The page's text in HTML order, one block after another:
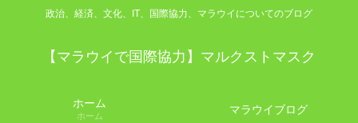
政治、経済、文化、IT、国際協力、マラウイについてのブログ
【マラウイで国際協力】マルクストマスク
ホーム
ホーム マラウイブログ